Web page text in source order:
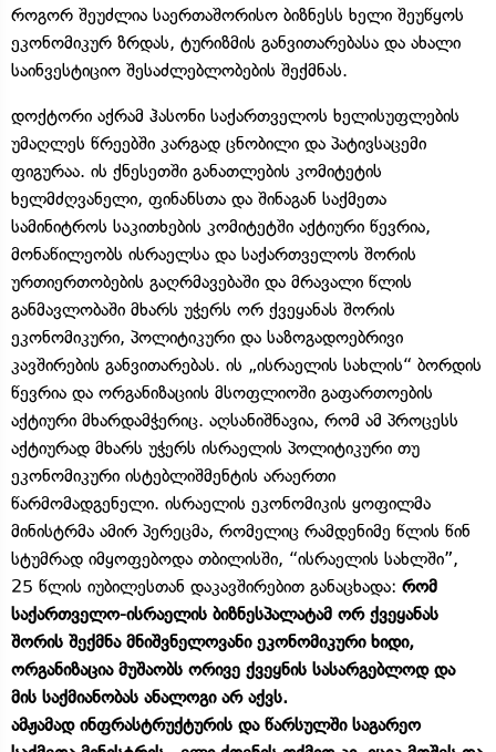
როგორ შეუძლია საერთაშორისო ბიზნესს ხელი შეუწყოს
ეკონომიკურ ზრდას, ტურიზმის განვითარებასა და ახალი
საინვესტიციო შესაძლებლობების შექმნას.
დოქტორი აქრამ ჰასონი საქართველოს ხელისუფლების
უმაღლეს წრეებში კარგად ცნობილი და პატივსაცემი
ფიგურაა. ის ქნესეთში განათლების კომიტეტის
ხელმძღვანელი, ფინანსთა და შინაგან საქმეთა
სამინიტროს საკითხების კომიტეტში აქტიური წევრია,
მონაწილეობს ისრაელსა და საქართველოს შორის
ურთიერთობების გაღრმავებაში და მრავალი წლის
განმავლობაში მხარს უჭერს ორ ქვეყანას შორის
ეკონომიკური, პოლიტიკური და საზოგადოებრივი
კავშირების განვითარებას. ის „ისრაელის სახლის“ ბორდის
წევრია და ორგანიზაციის მსოფლიოში გაფართოების
აქტიური მხარდამჭერიც. აღსანიშნავია, რომ ამ პროცესს
აქტიურად მხარს უჭერს ისრაელის პოლიტიკური თუ
ეკონომიკური ისტებლიშმენტის არაერთი
წარმომადგენელი. ისრაელის ეკონომიკის ყოფილმა
მინისტრმა ამირ პერეცმა, რომელიც რამდენიმე წლის წინ
სტუმრად იმყოფებოდა თბილისში, “ისრაელის სახლში”,
25 წლის იუბილესთან დაკავშირებით განაცხადა: რომ
საქართველო-ისრაელის ბიზნესპალატამ ორ ქვეყანას
შორის შექმნა მნიშვნელოვანი ეკონომიკური ხიდი,
ორგანიზაცია მუშაობს ორივე ქვეყნის სასარგებლოდ და
მის საქმიანობას ანალოგი არ აქვს.
ამჟამად ინფრასტრუქტურის და წარსულში საგარეო